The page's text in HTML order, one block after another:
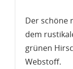
Der schöne
dem
grünen
Webstoff.